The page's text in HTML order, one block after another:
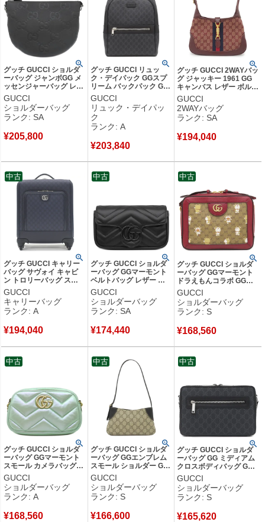
グッチ GUCCI ショルダ
ーバッグ ジャンボGG メ
ッセンジャーバッグ レザ
ー ジャンボGGレザー ブ
ラック シルバー金具 黒
801887 【保存袋】 【中
古】新品同様品
GUCCI
ショルダーバッグ
ランク: SA
¥205,800
グッチ GUCCI リュッ
ク・デイパック GGスプ
リーム バックパック GG
スプリームキャンバス ブ
ラック シルバー金具 黒
771158 【中古】中古美
品
GUCCI
リュック・デイパッ
ク
ランク: A
¥203,840
グッチ GUCCI 2WAYバッ
グ ジャッキー 1961 GG
キャンバス レザー ボルド
ー ゴールド金具 ワンショ
ルダー 636706 【箱】
【中古】新品同様品
GUCCI
2WAYバッグ
ランク: SA
¥194,040
グッチ GUCCI キャリー
バッグ サヴォイ キャビ
ン トロリーバッグ スモ
ール GGスプリームキャ
ンバス レザー ネイビー
シルバー金具 スーツケー
ス 4輪 693646 【中古】
GUCCI
キャリーバッグ
ランク: A
¥194,040
中古
グッチ GUCCI ショルダ
ーバッグ GGマーモント
ベルトバッグ レザー ブ
ラック ブラック金具 黒
GG チェーンバッグ クラ
ッチ 699757 【箱】 【中
古】新品同様品
GUCCI
ショルダーバッグ
ランク: SA
¥174,440
中古
グッチ GUCCI ショルダ
ーバッグ GGマーモント
ドラえもんコラボ GGス
プリームキャンバス ベー
ジュ×エボニー×チェリー
レッド ゴールド金具
655596 【保存袋】 【中
GUCCI
ショルダーバッグ
ランク: S
¥168,560
中古
グッチ GUCCI ショルダ
ーバッグ GGマーモント
スモール カメラバッグ
レザー シェブロンキルテ
ィングレザー グリーン
ゴールド金具 イリデセン
ト メタリック 447632
GUCCI
ショルダーバッグ
ランク: A
¥168,560
中古
グッチ GUCCI ショルダ
ーバッグ GGエンブレム
スモール ショルダー GG
スプリームキャンバス ブ
ラック×ベージュ シルバ
ー金具 820696 【箱】
【中古】未使用保管品
GUCCI
ショルダーバッグ
ランク: S
¥166,600
中古
グッチ GUCCI ショルダ
ーバッグ GG ミディアム
クロスボディバッグ GG
スプリームキャンバス ブ
ラック シルバー金具 黒
紺 赤 ショルダー 822072
【保存袋】 【中古】未使
GUCCI
ショルダーバッグ
ランク: S
¥165,620
中古